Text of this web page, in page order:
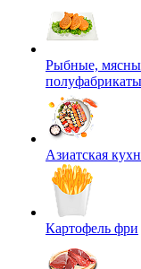
Рыбные,
полуфабрикаты
Азиатская
Картофель фри